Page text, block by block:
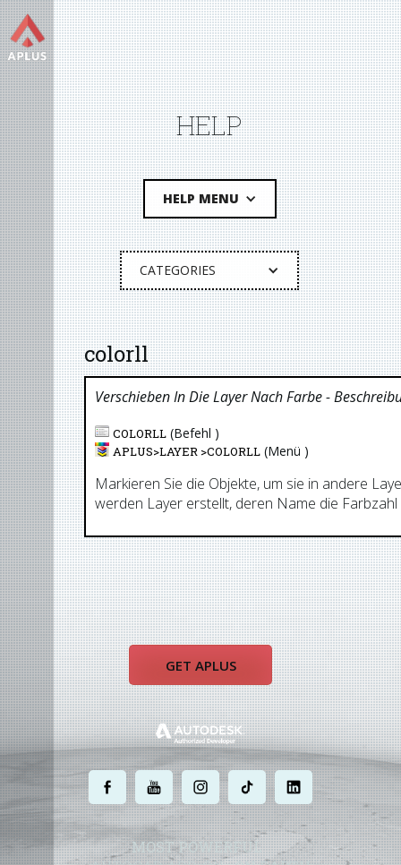
HELP
HELP MENU
CATEGORIES
colorll
Verschieben In Die Layer Nach Farbe-
COLORLL (Befehl )
APLUS>LAYER >COLORLL (Menü )
Markieren Sie die Objekte, um sie in andere
werden Layer erstellt, deren Name die
GET APLUS
. . . . .
MOST POWERFUL